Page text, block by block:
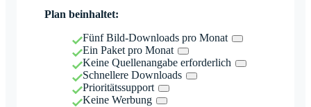
Plan beinhaltet:
Fünf Bild-Downloads pro Monat
Ein Paket pro Monat
Keine Quellenangabe erforderlich
Schnellere Downloads
Prioritätssupport
Keine Werbung